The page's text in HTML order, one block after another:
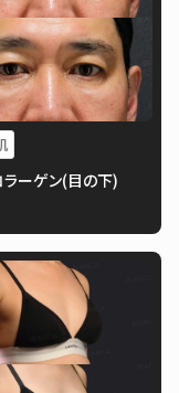
ーゲン(目の下)